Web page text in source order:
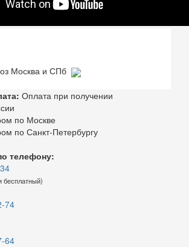
Москва и СПб
Оплата при получении
по Москве
по Санкт-Петербургу
телефону:
бесплатный)
74
64